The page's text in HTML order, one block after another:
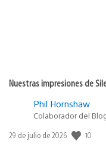
Nuestras impresiones de
Phil Hornshaw
Colaborador del
Fecha
29 de julio de 2026 10